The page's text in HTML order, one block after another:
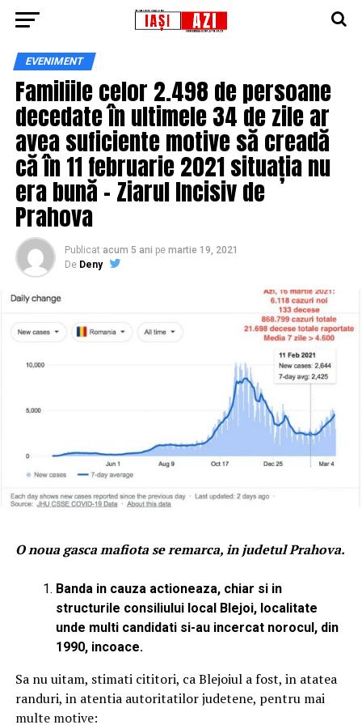
EVENIMENT
Familiile celor 2.498 de persoane
decedate în ultimele 34 de zile ar
avea suficiente motive să creadă
că în 11 februarie 2021 situația nu
era bună – Ziarul Incisiv de
Prahova
Publicat acum 5 ani pe martie 19, 2021
De Deny
O noua gasca mafiota se remarca, in judetul Prahova.
Banda in cauza actioneaza, chiar si in
structurile consiliului local Blejoi, localitate
unde multi candidati si-au incercat norocul, din
1990, incoace.
Sa nu uitam, stimati cititori, ca Blejoiul a fost, in atatea
randuri, in atentia autoritatilor judetene, pentru mai
multe motive: